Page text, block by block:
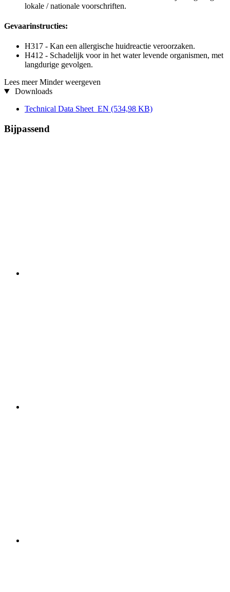
lokale / nationale voorschriften.
Gevaarinstructies:
H317 - Kan een allergische huidreactie veroorzaken.
H412 - Schadelijk voor in het water levende organismen, met
langdurige gevolgen.
Lees meer Minder weergeven
Downloads
Technical Data Sheet_EN (534,98 KB)
Bijpassend